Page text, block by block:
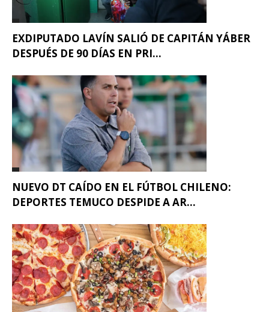
EXDIPUTADO LAVÍN SALIÓ DE CAPITÁN YÁBER
DESPUÉS DE 90 DÍAS EN PRI...
NUEVO DT CAÍDO EN EL FÚTBOL CHILENO:
DEPORTES TEMUCO DESPIDE A AR...